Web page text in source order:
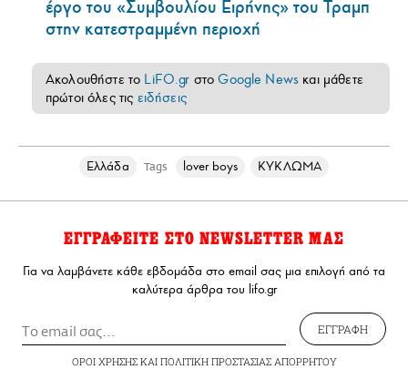
έργο του «Συμβουλίου Ειρήνης» του Τραμπ
στην κατεστραμμένη περιοχή
Ακολουθήστε το LiFO.gr στοGoogle News και μάθετε
πρώτοι όλες τις ειδήσεις
Ελλάδα Tags lover boys ΚΥΚΛΩΜΑ
ΕΓΓΡΑΦΕΙΤΕ ΣΤΟ NEWSLETTER ΜΑΣ
Για να λαμβάνετε κάθε εβδομάδα στο email σας μια επιλογή από τα
καλύτερα άρθρα του lifo.gr
ΕΓΓΡΑΦΗ
ΟΡΟΙ ΧΡΗΣΗΣΚΑΙ ΠΟΛΙΤΙΚΗ ΠΡΟΣΤΑΣΙΑΣ ΑΠΟΡΡΗΤΟΥ